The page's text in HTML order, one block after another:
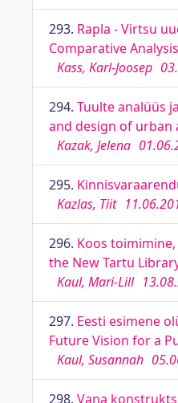
293. Rapla - Virtsu
Comparative
Kass, Karl-Joosep
294. Tuulte analüüs
and design of urban
Kazak, Jelena
295.
Kazlas, Tiit
296. Koos
the New Tartu
Kaul, Mari-Lill
297. Eesti esimene
Future Vision for a
Kaul, Susannah
298. Vana